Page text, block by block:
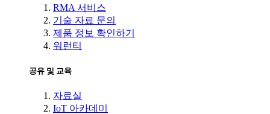
RMA 서비스
기술 자료 문의
제품 정보 확인하기
워런티
공유 및 교육
자료실
IoT 아카데미